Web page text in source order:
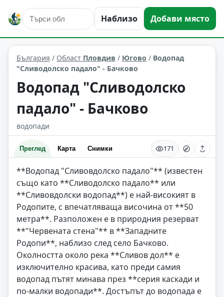
Наблизо Добави място
природни забележителности Югово Област: Пловдив
България / Област Пловдив / Югово / Водопад
"Сливодолско падало" - Бачково
Водопад "Сливодолско
падало" - Бачково
водопади
Преглед Карта Снимки 171
**Водопад "Сливовдолско падало"** (известен
също като **Сливодолско падало** или
**Сливовдолски водопад**) е най-високият в
Родопите, с впечатляваща височина от **50
метра**. Разположен е в природния резерват
**"Червената стена"** в **Западните
Родопи**, наблизо след село Бачково.
Околността около река **Сливов дол** е
изключително красива, като преди самия
водопад пътят минава през **серия каскади и
по-малки водопади**. Достъпът до водопада е